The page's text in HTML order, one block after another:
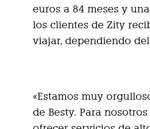
euros a 84 meses y
los clientes de Zity
viajar, dependiendo
«Estamos muy
de Besty. Para